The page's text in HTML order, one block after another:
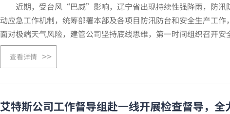
近期，受台风“巴威”影响，辽宁省出现持续性强降雨，防汛
动应急工作机制，统筹部署本部及各项目防汛防台和安全生产
面对极端天气风险，建管公司坚持底线思维，第一时间组织召开安
查看详情
艾特斯公司工作督导组赴一线开展检查督导，